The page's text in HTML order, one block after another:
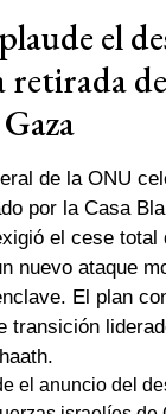
el
retirada
de la ONU
por la Casa
el cese total
nuevo ataque
El plan
transición